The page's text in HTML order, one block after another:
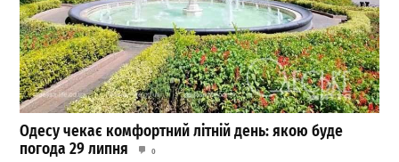
Одесу чекає комфортний літній день: якою буде
погода 29 липня
0